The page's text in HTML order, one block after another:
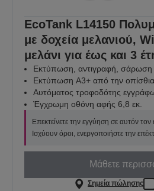
EcoTank L14150
με δοχεία μελανιού,
μελάνι για έως και 3
Εκτύπωση, αντιγραφή, σάρωση
Εκτύπωση A3+ από την
Αυτόματος τροφοδότης
Έγχρωμη οθόνη αφής 6,8 εκ.
Επεκτείνετε την εγγύηση σε αυτόν
Ισχύουν όροι, ενεργοποιήστε την
Μάθετε
Σημεία πώλησης